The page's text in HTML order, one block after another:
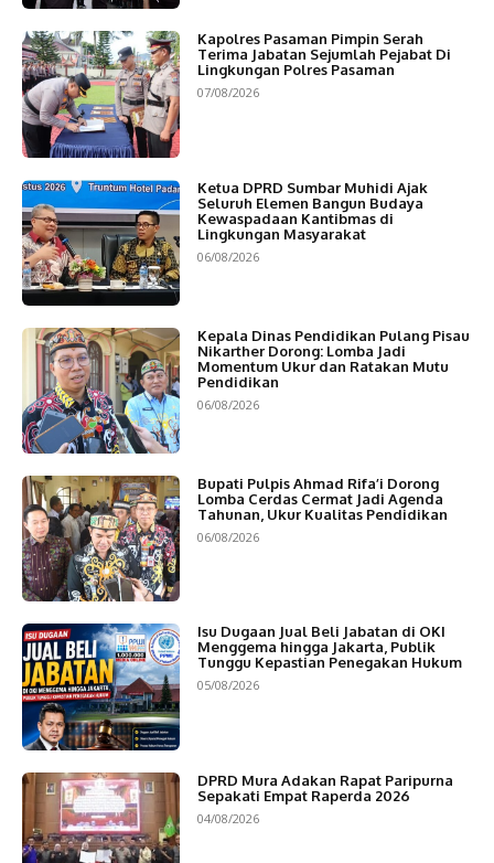
Kapolres Pasaman Pimpin Serah
Terima Jabatan Sejumlah Pejabat Di
Lingkungan Polres Pasaman
07/08/2026
Ketua DPRD Sumbar Muhidi Ajak
Seluruh Elemen Bangun Budaya
Kewaspadaan Kantibmas di
Lingkungan Masyarakat
06/08/2026
Kepala Dinas Pendidikan Pulang Pisau
Nikarther Dorong: Lomba Jadi
Momentum Ukur dan Ratakan Mutu
Pendidikan
06/08/2026
Bupati Pulpis Ahmad Rifa’i Dorong
Lomba Cerdas Cermat Jadi Agenda
Tahunan, Ukur Kualitas Pendidikan
06/08/2026
Isu Dugaan Jual Beli Jabatan di OKI
Menggema hingga Jakarta, Publik
Tunggu Kepastian Penegakan Hukum
05/08/2026
DPRD Mura Adakan Rapat Paripurna
Sepakati Empat Raperda 2026
04/08/2026